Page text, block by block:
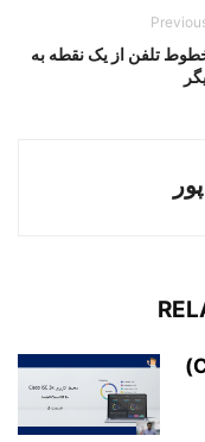
خطوط تلفن از یک نقطه به
آموزش دوره سیسکو آیس (Cisco ISE)